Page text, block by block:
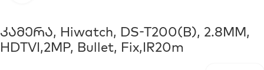
Კამერა, Hiwatch, DS-T200(B), 2.8MM,
HDTVI,2MP, Bullet, Fix,IR20m